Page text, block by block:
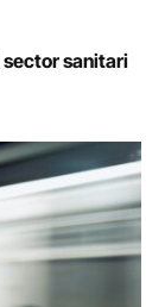
sector sanitari